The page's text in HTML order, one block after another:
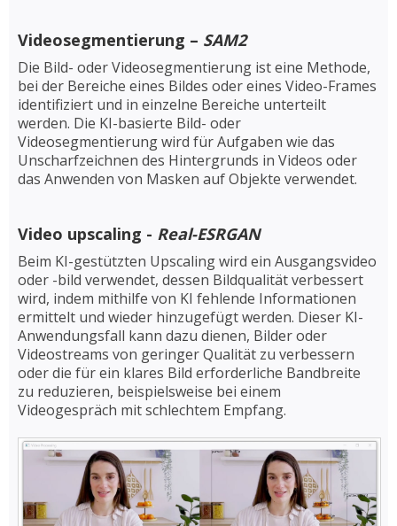
Videosegmentierung – SAM2
Die Bild- oder Videosegmentierung ist eine Methode,
bei der Bereiche eines Bildes oder eines Video-Frames
identifiziert und in einzelne Bereiche unterteilt
werden. Die KI-basierte Bild- oder
Videosegmentierung wird für Aufgaben wie das
Unscharfzeichnen des Hintergrunds in Videos oder
das Anwenden von Masken auf Objekte verwendet.
Video upscaling - Real-ESRGAN
Beim KI-gestützten Upscaling wird ein Ausgangsvideo
oder -bild verwendet, dessen Bildqualität verbessert
wird, indem mithilfe von KI fehlende Informationen
ermittelt und wieder hinzugefügt werden. Dieser KI-
Anwendungsfall kann dazu dienen, Bilder oder
Videostreams von geringer Qualität zu verbessern
oder die für ein klares Bild erforderliche Bandbreite
zu reduzieren, beispielsweise bei einem
Videogespräch mit schlechtem Empfang.